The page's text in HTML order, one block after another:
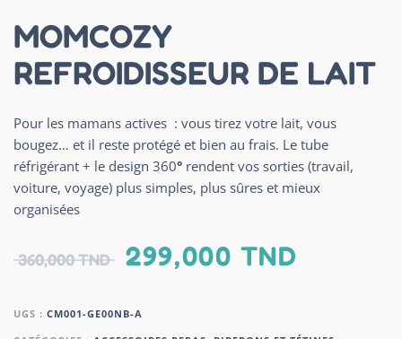
MOMCOZY
REFROIDISSEUR DE LAIT
Pour les mamans actives : vous tirez votre lait, vous
bougez… et il reste protégé et bien au frais. Le tube
réfrigérant + le design 360° rendent vos sorties (travail,
voiture, voyage) plus simples, plus sûres et mieux
organisées
360,000TND 299,000 TND
UGS : CM001-GE00NB-A